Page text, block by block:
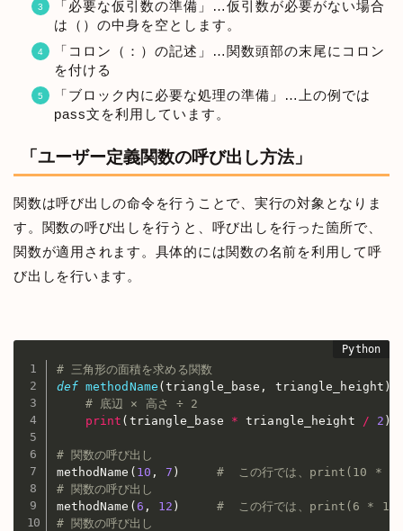
「必要な仮引数の準備」…仮引数が必要がない場合
は（）の中身を空とします。
「コロン（：）の記述」…関数頭部の末尾にコロン
を付ける
「ブロック内に必要な処理の準備」…上の例では
pass文を利用しています。
「ユーザー定義関数の呼び出し方法」
関数は呼び出しの命令を行うことで、実行の対象となりま
す。関数の呼び出しを行うと、呼び出しを行った箇所で、
関数が適用されます。具体的には関数の名前を利用して呼
び出しを行います。
# 三角形の面積を求める関数
def methodName (triangle_base , triangle_height )
# 底辺 × 高さ ÷ 2
print ( triangle_base * triangle_height / 2 )
# 関数の呼び出し
methodName ( 10 , 7 )
#  この行では、print(10 * 7
# 関数の呼び出し
methodName ( 6 , 12 )
#  この行では、print(6 * 12
# 関数の呼び出し